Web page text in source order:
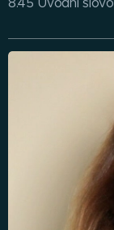
8.45 Úvodní slovo